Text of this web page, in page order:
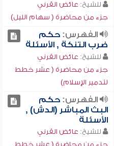
للشيخ: عائض القرني
جزء من محاضرة ( سهام الليل)
الفهرس:حكم
ضرب التنكة , الأسئلة
للشيخ: عائض القرني
جزء من محاضرة ( عشر خطط
لتدمير الإسلام)
الفهرس:حكم
البث المباشر (الدش) ,
الأسئلة
للشيخ: عائض القرني
جزء من محاضرة ( عشر خطط